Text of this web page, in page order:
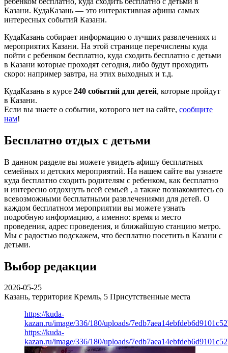
Казани. КудаКазань — это интерактивная афиша самых
интересных событий Казани.
КудаКазань собирает информацию о лучших развлечениях и
мероприятих Казани. На этой странице перечислены куда
пойти с ребенком бесплатно, куда сходить бесплатно с детьми
в Казани которые проходят сегодня, либо будут проходить
скоро: например завтра, на этих выходных и т.д.
КудаКазань в курсе 240 событий для детей, которые пройдут
в Казани.
Если вы знаете о событии, которого нет на сайте, сообщите
нам!
Бесплатно отдых с детьми
В данном разделе вы можете увидеть афишу бесплатных
семейных и детских мероприятий. На нашем сайте вы узнаете
куда бесплатно сходить родителям с ребенком, как бесплатно
и интересно отдохнуть всей семьей , а также познакомитесь со
всевозможными бесплатными развлечениями для детей. О
каждом бесплатном мероприятии вы можете узнать
подробную информацию, а именно: время и место
проведения, адрес проведения, и ближайшую станцию метро.
Мы с радостью подскажем, что бесплатно посетить в Казани с
детьми.
Выбор редакции
2026-05-25
Казань, территория Кремль, 5 Присутственные места
https://kuda-
kazan.ru/image/336/180/uploads/
https://kuda-
kazan.ru/image/336/180/uploads/